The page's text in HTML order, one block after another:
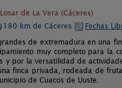
de La Vera (Cáceres)
180 km de Cáceres
Fechas
de extremadura en una
muy completo para la
por la versatilidad de
finca privada, rodeada de
de Cuacos de Uuste.